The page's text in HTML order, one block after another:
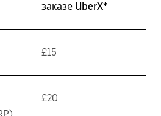
заказе UberX*
£15
£20